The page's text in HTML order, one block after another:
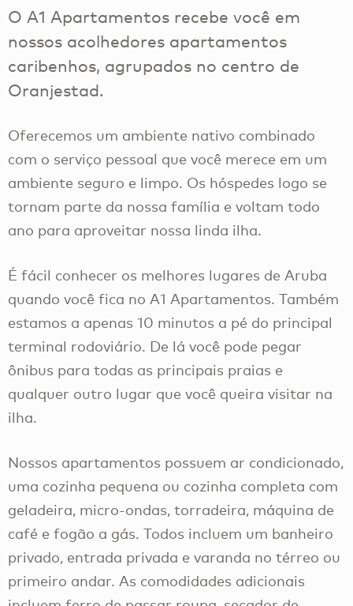
O A1 Apartamentos recebe você em
nossos acolhedores apartamentos
caribenhos, agrupados no centro de
Oranjestad.
Oferecemos um ambiente nativo combinado
com o serviço pessoal que você merece em um
ambiente seguro e limpo. Os hóspedes logo se
tornam parte da nossa família e voltam todo
ano para aproveitar nossa linda ilha.
É fácil conhecer os melhores lugares de Aruba
quando você fica no A1 Apartamentos. Também
estamos a apenas 10 minutos a pé do principal
terminal rodoviário. De lá você pode pegar
ônibus para todas as principais praias e
qualquer outro lugar que você queira visitar na
ilha.
Nossos apartamentos possuem ar condicionado,
uma cozinha pequena ou cozinha completa com
geladeira, micro-ondas, torradeira, máquina de
café e fogão a gás. Todos incluem um banheiro
privado, entrada privada e varanda no térreo ou
primeiro andar. As comodidades adicionais